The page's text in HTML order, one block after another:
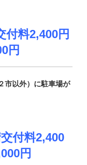
付料2,400円
円
市以外）に駐車場が
付料2,400
円